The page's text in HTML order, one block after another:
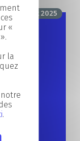
2 juillet 2025
«
la
.